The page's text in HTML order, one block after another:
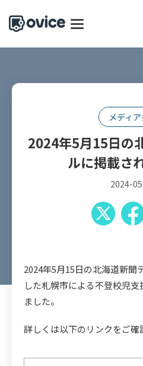
メディ
2024年5月15日の
ルに掲載さ
2024-
2024年5月15日の北海道新聞
した札幌市による不登校児
ました。
詳しくは以下のリンクをご確